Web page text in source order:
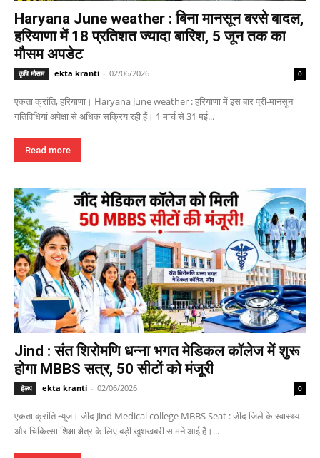
Haryana June weather : बिना मानसून बरसे बादल,
हरियाणा में 18 प्रतिशत ज्यादा बारिश, 5 जून तक का
मौसम अपडेट
कृषि मौसम ekta kranti - 02/06/2026 0
एकता क्रांति, हरियाणा। Haryana June weather : हरियाणा में इस बार प्री-मानसून
गतिविधियां अपेक्षा से अधिक सक्रिय रही हैं। 1 मार्च से 31 मई...
Read more
Jind : संत शिरोमणि धन्ना भगत मेडिकल कॉलेज में शुरू
होगा MBBS सत्र, 50 सीटों को मंजूरी
हेल्थ ekta kranti - 02/06/2026 0
एकता क्रांति न्यूज। जींद Jind Medical college MBBS Seat : जींद जिले के स्वास्थ्य
और चिकित्सा शिक्षा क्षेत्र के लिए बड़ी खुशखबरी सामने आई है।...